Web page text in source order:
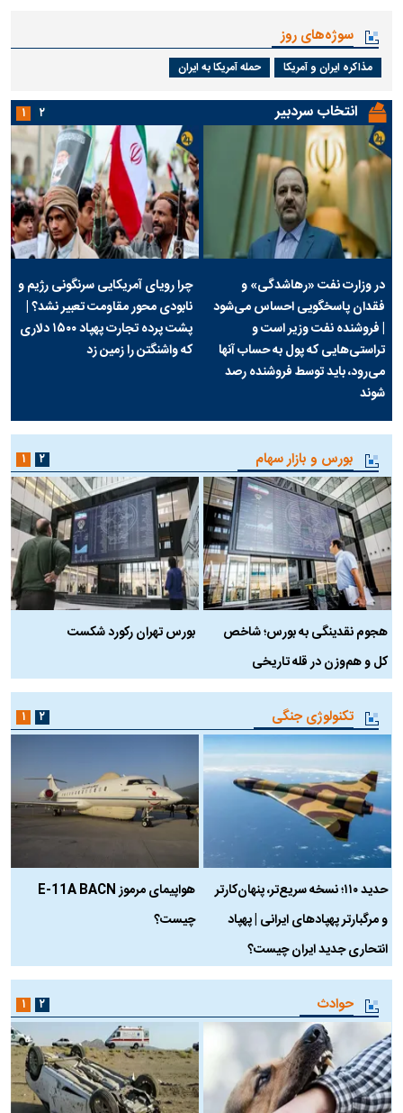
سوژه‌های روز
مذاکره ایران و آمریکا حمله آمریکا به ایران
انتخاب سردبیر
در وزارت نفت «رهاشدگی» و
فقدان پاسخگویی احساس می‌شود
| فروشنده نفت وزیر است و
تراستی‌هایی که پول به حساب آنها
می‌رود، باید توسط فروشنده رصد
شوند
چرا رویای آمریکایی سرنگونی رژیم و
نابودی محور مقاومت تعبیر نشد؟ |
پشت پرده تجارت پهپاد‌ ۱۵۰۰ دلاری
که واشنگتن را زمین زد
۱ ۲
بورس و بازار سهام
هجوم نقدینگی به بورس؛ شاخص
کل و هم‌وزن در قله تاریخی
بورس تهران رکورد شکست
۱ ۲
تکنولوژی جنگی
حدید ۱۱۰؛ نسخه سریع‌تر، پنهان‌کارتر
و مرگبارتر پهپادهای ایرانی | پهپاد
انتحاری جدید ایران چیست؟
هواپیمای مرموز E-11A BACN
چیست؟
۱ ۲
حوادث ۱ ۲